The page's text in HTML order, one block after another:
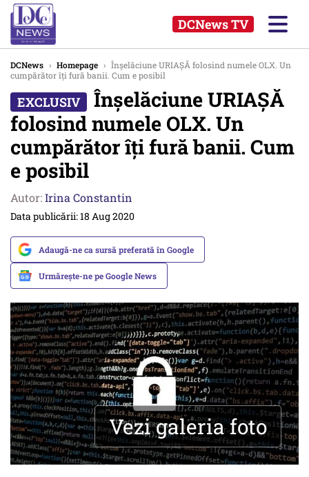
DCNews TV
DCNews › Homepage › Înșelăciune URIAȘĂ folosind numele OLX. Un
cumpărător îți fură banii. Cum e posibil
Înșelăciune URIAȘĂ
folosind numele OLX. Un
cumpărător îți fură banii. Cum
e posibil
Autor:Irina Constantin
Data publicării: 18 Aug 2020
Adaugă-ne ca sursă preferată în Google
Urmărește-ne pe Google News
Vezi galeria foto